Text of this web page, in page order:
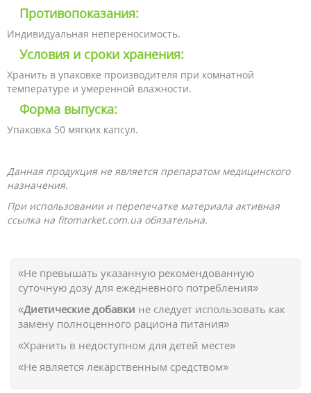
Противопоказания:
Индивидуальная непереносимость.
Условия и сроки хранения:
Хранить в упаковке производителя при комнатной
температуре и умеренной влажности.
Форма выпуска:
Упаковка 50 мягких капсул.
Данная продукция не является препаратом медицинского
назначения.
При использовании и перепечатке материала активная
ссылка на fitomarket.com.ua обязательна.
«Не превышать указанную рекомендованную
суточную дозу для ежедневного потребления»
«Диетические добавки не следует использовать как
замену полноценного рациона питания»
«Хранить в недоступном для детей месте»
«Не является лекарственным средством»